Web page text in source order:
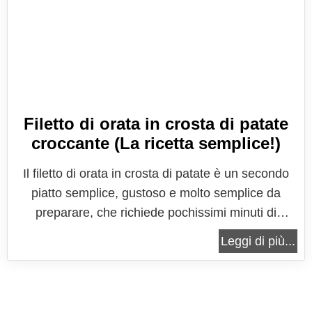
Filetto di orata in crosta di patate
croccante (La ricetta semplice!)
Il filetto di orata in crosta di patate è un secondo
piatto semplice, gustoso e molto semplice da
preparare, che richiede pochissimi minuti di
preparazione con un risultato eccezionale. Infatti
grazie alla protezione delle patate che vanno a
Leggi di più...